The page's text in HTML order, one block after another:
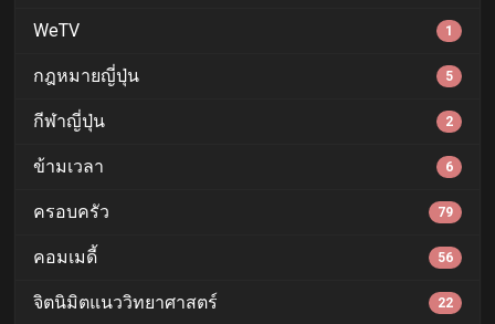
WeTV 1
กฎหมายญี่ปุ่น 5
กีฬาญี่ปุ่น 2
ข้ามเวลา 6
ครอบครัว 79
คอมเมดี้ 56
จิตนิมิตแนววิทยาศาสตร์ 22